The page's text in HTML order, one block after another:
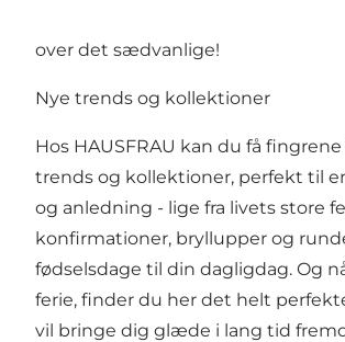
over det sædvanlige!
Nye trends og kollektioner
Hos HAUSFRAU kan du få
trends og kollektioner, perfekt til
og anledning - lige fra livets store
konfirmationer, bryllupper og
fødselsdage til din dagligdag. Og
ferie, finder du her det helt
vil bringe dig glæde i lang tid